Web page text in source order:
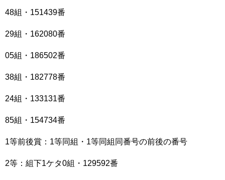
48組・151439番
29組・162080番
05組・186502番
38組・182778番
24組・133131番
85組・154734番
1等前後賞：1等同組・1等同組同番号の前後の番号
2等：組下1ケタ0組・129592番